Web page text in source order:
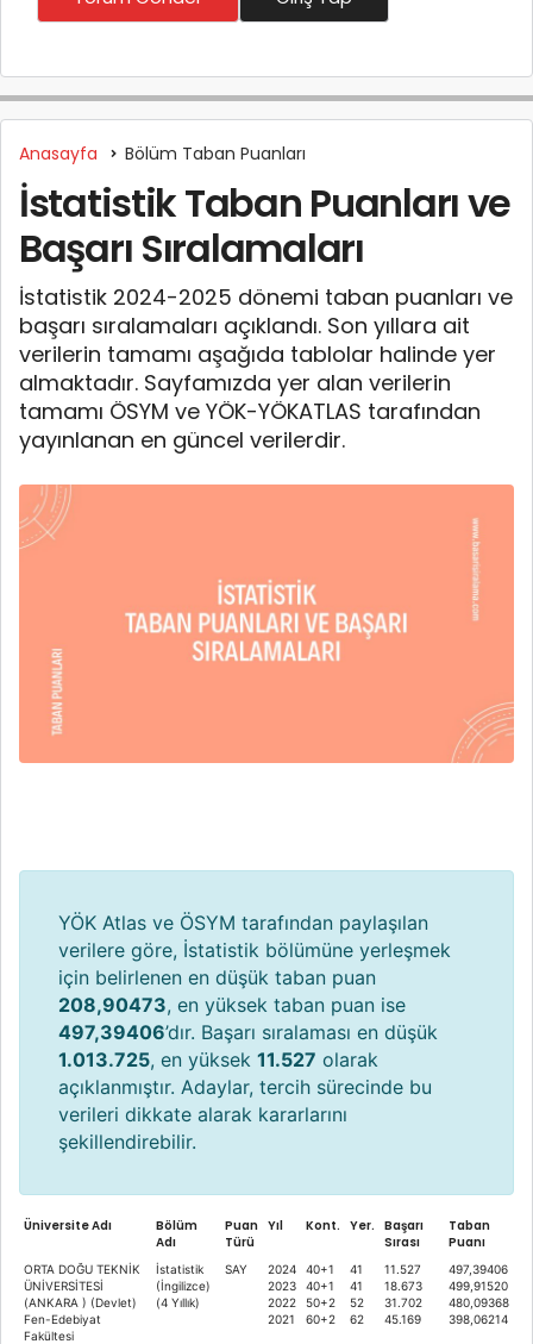
Anasayfa Bölüm Taban Puanları
İstatistik Taban Puanları ve
Başarı Sıralamaları
İstatistik 2024-2025 dönemi taban puanları ve
başarı sıralamaları açıklandı. Son yıllara ait
verilerin tamamı aşağıda tablolar halinde yer
almaktadır. Sayfamızda yer alan verilerin
tamamı ÖSYM ve YÖK-YÖKATLAS tarafından
yayınlanan en güncel verilerdir.
YÖK Atlas ve ÖSYM tarafından paylaşılan
verilere göre, İstatistik bölümüne yerleşmek
için belirlenen en düşük taban puan
208,90473, en yüksek taban puan ise
497,39406’dır. Başarı sıralaması en düşük
1.013.725, en yüksek 11.527 olarak
açıklanmıştır. Adaylar, tercih sürecinde bu
verileri dikkate alarak kararlarını
şekillendirebilir.
Üniversite Adı
Bölüm
Adı
Puan
Türü
Yıl Kont. Yer. Başarı
Sırası
Taban
Puanı
ORTA DOĞU TEKNİK
ÜNİVERSİTESİ
(ANKARA ) (Devlet)
Fen-Edebiyat
Fakültesi
İstatistik
(İngilizce)
(4 Yıllık)
SAY
2024
2023
2022
2021
40+1
40+1
50+2
60+2
41
41
52
62
11.527
18.673
31.702
45.169
497,39406
499,91520
480,09368
398,06214